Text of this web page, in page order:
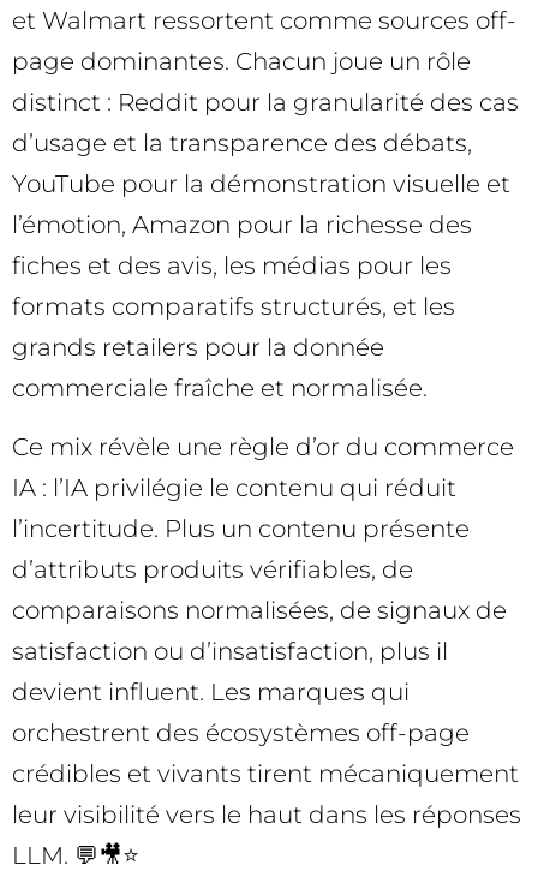
et Walmart ressortent comme sources off-
page dominantes. Chacun joue un rôle
distinct : Reddit pour la granularité des cas
d’usage et la transparence des débats,
YouTube pour la démonstration visuelle et
l’émotion, Amazon pour la richesse des
fiches et des avis, les médias pour les
formats comparatifs structurés, et les
grands retailers pour la donnée
commerciale fraîche et normalisée.
Ce mix révèle une règle d’or du commerce
IA : l’IA privilégie le contenu qui réduit
l’incertitude. Plus un contenu présente
d’attributs produits vérifiables, de
comparaisons normalisées, de signaux de
satisfaction ou d’insatisfaction, plus il
devient influent. Les marques qui
orchestrent des écosystèmes off-page
crédibles et vivants tirent mécaniquement
leur visibilité vers le haut dans les réponses
LLM. 💬🎥⭐